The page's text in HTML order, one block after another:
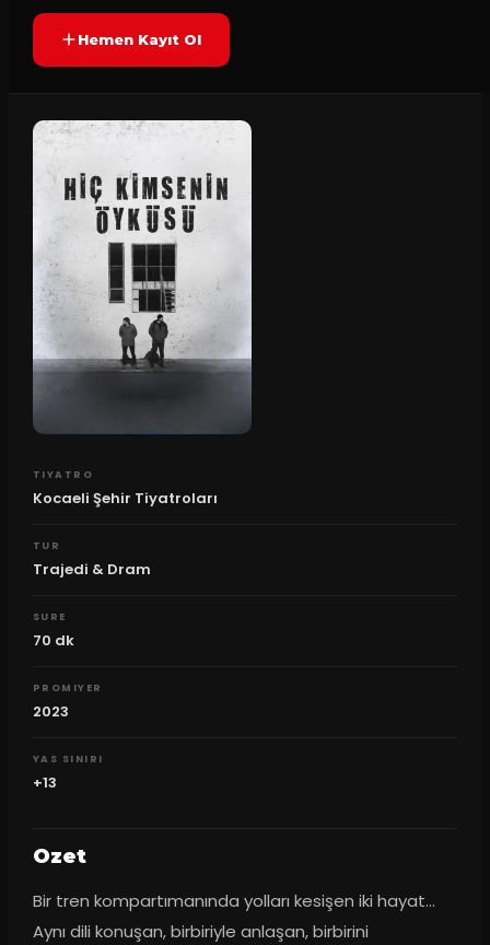
Hemen Kayıt Ol
TIYATRO
Kocaeli Şehir Tiyatroları
TUR
Trajedi & Dram
SURE
70 dk
PROMIYER
2023
YAS SINIRI
+13
Ozet
Bir tren kompartımanında yolları kesişen iki hayat...
Aynı dili konuşan, birbiriyle anlaşan, birbirini